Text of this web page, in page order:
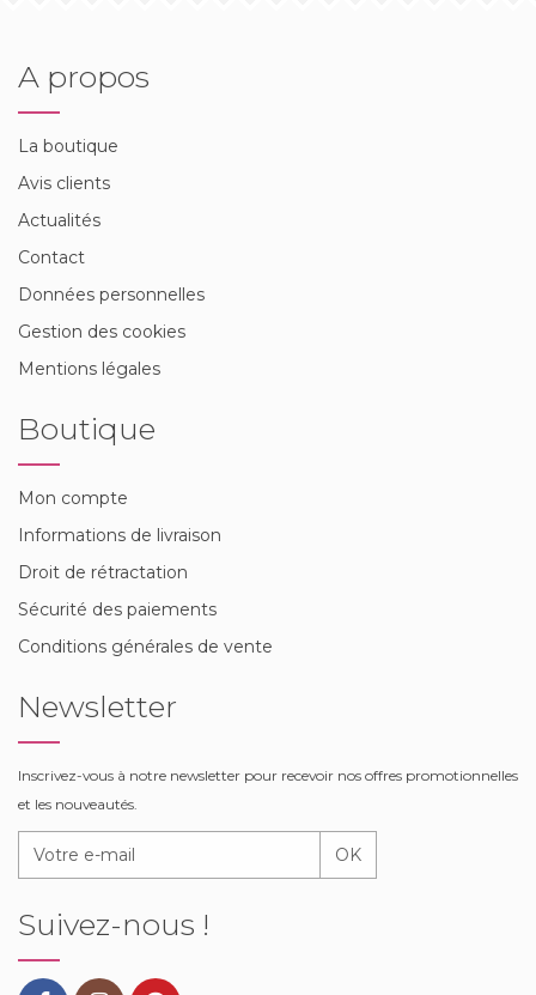
A propos
La boutique
Avis clients
Actualités
Contact
Données personnelles
Gestion des cookies
Mentions légales
Boutique
Mon compte
Informations de livraison
Droit de rétractation
Sécurité des paiements
Conditions générales de vente
Newsletter
Inscrivez-vous à notre newsletter pour recevoir nos offres promotionnelles
et les nouveautés.
OK
Suivez-nous !